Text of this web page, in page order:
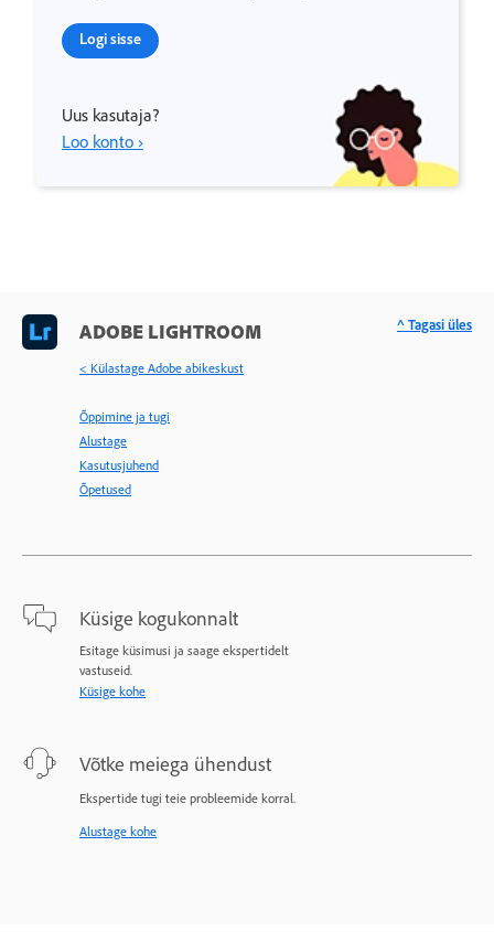
Logi sisse
Uus kasutaja?
Loo konto ›
ADOBE LIGHTROOM
< Külastage Adobe abikeskust
Õppimine ja tugi
Alustage
Kasutusjuhend
Õpetused
Küsige kogukonnalt
Esitage küsimusi ja saage ekspertidelt
vastuseid.
Küsige kohe
Võtke meiega ühendust
Ekspertide tugi teie probleemide korral.
Alustage kohe
^ Tagasi üles